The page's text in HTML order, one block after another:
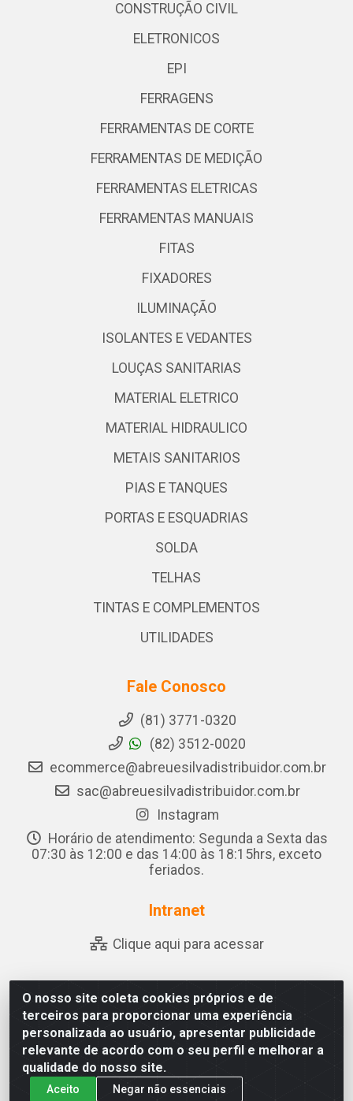
O nosso site coleta cookies próprios e de
terceiros para proporcionar uma experiência
personalizada ao usuário, apresentar publicidade
relevante de acordo com o seu perfil e melhorar a
qualidade do nosso site.
Aceito Negar não essenciais
CONSTRUÇÃO CIVIL
ELETRONICOS
EPI
FERRAGENS
FERRAMENTAS DE CORTE
FERRAMENTAS DE MEDIÇÃO
FERRAMENTAS ELETRICAS
FERRAMENTAS MANUAIS
FITAS
FIXADORES
ILUMINAÇÃO
ISOLANTES E VEDANTES
LOUÇAS SANITARIAS
MATERIAL ELETRICO
MATERIAL HIDRAULICO
METAIS SANITARIOS
PIAS E TANQUES
PORTAS E ESQUADRIAS
SOLDA
TELHAS
TINTAS E COMPLEMENTOS
UTILIDADES
Fale Conosco
(81) 3771-0320
(82) 3512-0020
ecommerce@abreuesilvadistribuidor.com.br
sac@abreuesilvadistribuidor.com.br
Instagram
Horário de atendimento: Segunda a Sexta das
07:30 às 12:00 e das 14:00 às 18:15hrs, exceto
feriados.
Intranet
Clique aqui para acessar
Abreu & Silva - Rua Padre Jose de Souza Leite, 265 - Ariado,
Olho D'Água das Flores/AL - CEP 57.442-000 - CNPJ
04.790.656/0001-06